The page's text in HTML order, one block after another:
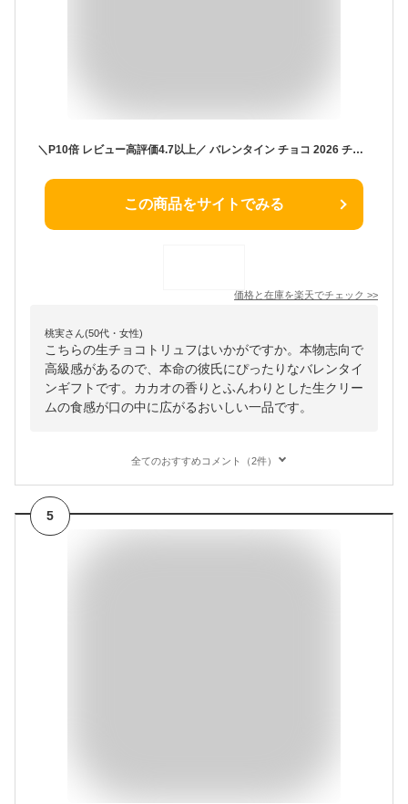
＼P10倍 レビュー高評価4.7以上／ バレンタイン チョコ 2026 チョコレート ギフト スイーツ 生チョコ トリュフ シャンティ ショコラ 9個入 1箱/2箱 送料無料 おしゃれ 誕生日 プレゼント アイス としても
この商品をサイトでみる
価格と在庫を楽天でチェック >>
桃実さん(50代・女性)
こちらの生チョコトリュフはいかがですか。本物志向で
高級感があるので、本命の彼氏にぴったりなバレンタイ
ンギフトです。カカオの香りとふんわりとした生クリー
ムの食感が口の中に広がるおいしい一品です。
全てのおすすめコメント（2件）
5